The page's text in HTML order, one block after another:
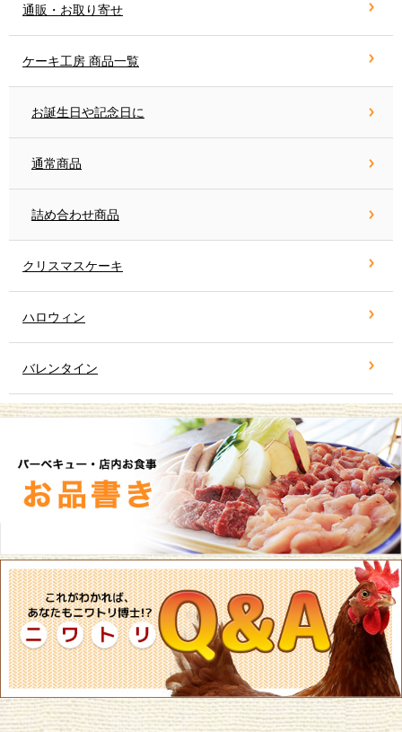
通販・お取り寄せ
ケーキ工房 商品一覧
お誕生日や記念日に
通常商品
詰め合わせ商品
クリスマスケーキ
ハロウィン
バレンタイン